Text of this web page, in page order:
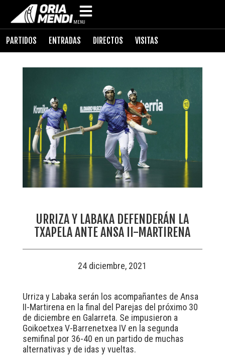
MENU
PARTIDOS ENTRADAS DIRECTOS VISITAS
URRIZA Y LABAKA DEFENDERÁN LA
TXAPELA ANTE ANSA II-MARTIRENA
24 diciembre, 2021
Urriza y Labaka serán los acompañantes de Ansa
II-Martirena en la final del Parejas del próximo 30
de diciembre en Galarreta. Se impusieron a
Goikoetxea V-Barrenetxea IV en la segunda
semifinal por 36-40 en un partido de muchas
alternativas y de idas y vueltas.